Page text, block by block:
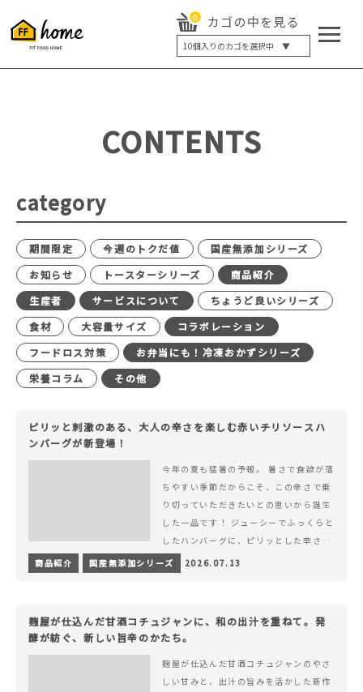
0 カゴの中を見る
10個入りのカゴを選択中 ▼
5個入り
20個入り
最大12%OFF
CONTENTS
category
期間限定 今週のトクだ値
国産無添加シリーズ
お知らせ
トースターシリーズ
商品紹介
生産者
サービスについて
ちょうど良いシリーズ
食材
大容量サイズ
コラボレーション
フードロス対策
お弁当にも！冷凍おかずシリーズ
栄養コラム
その他
ピリッと刺激のある、大人の辛さを楽しむ赤いチリソースハ
ンバーグが新登場！
今年の夏も猛暑の予報。 暑さで食欲が落
ちやすい季節だからこそ、この辛さで乗
り切っていただきたいとの思いから誕生
した一品です！ ジューシーでふっくらと
したハンバーグに、ピリッとした辛さと
コク深い旨みが楽しめる特製チリソース
&hellip; 続きを読む ピリッと刺激のあ
商品紹介 国産無添加シリーズ 2026.07.13
麹屋が仕込んだ甘酒コチュジャンに、和の出汁を重ねて。発
酵が紡ぐ、新しい旨辛のかたち。
麹屋が仕込んだ甘酒コチュジャンのやさ
しい甘みと、出汁の旨みを活かした新作